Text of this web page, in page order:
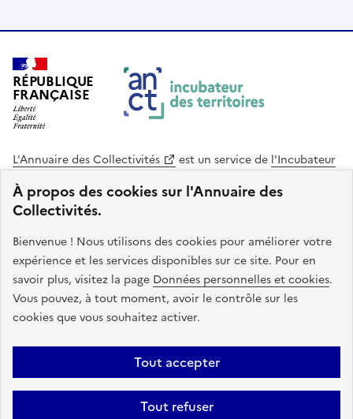
À propos des cookies sur l'Annuaire des
Collectivités.
Bienvenue ! Nous utilisons des cookies pour améliorer votre
expérience et les services disponibles sur ce site. Pour en
savoir plus, visitez la page Données personnelles et cookies.
Vous pouvez, à tout moment, avoir le contrôle sur les
cookies que vous souhaitez activer.
Tout accepter
Tout refuser
e
m
1
o
f
3
RÉPUBLIQUE
FRANÇAISE
L'Annuaire des Collectivités est un service de l'Incubateur
des Territoires
Cohésion des Territoires
. Le code source de ce site web
est disponible en licence libre. Le design de ce site est conçu
avec le système de design de l’État.
legifrance.gouv.fr
info.gouv.fr
service-public.gouv.fr
data.gouv.fr
Plan du site Accessibilite : non conforme
Mentions légales
Politique de confidentialité
Gestion des cookies FAQ
Kit de
Statistiques Code source